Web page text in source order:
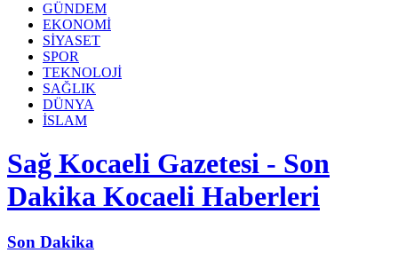
GÜNDEM
EKONOMİ
SİYASET
SPOR
TEKNOLOJİ
SAĞLIK
DÜNYA
İSLAM
Sağ Kocaeli Gazetesi - Son
Dakika Kocaeli Haberleri
Son Dakika